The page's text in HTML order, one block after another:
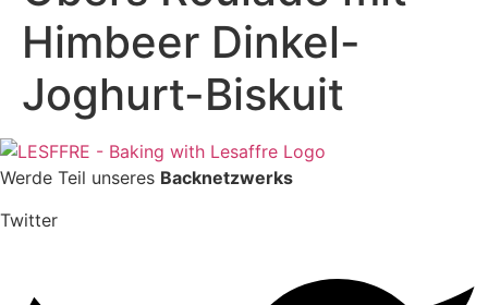
Himbeer Dinkel-
Joghurt-Biskuit
Werde Teil unseres Backnetzwerks
Twitter